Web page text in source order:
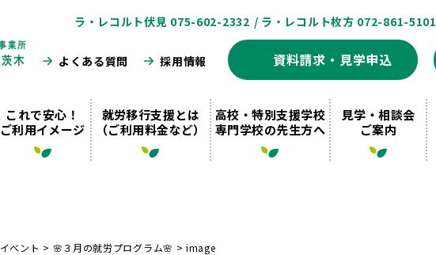
ラ・レコルト伏見 075-602-2332 / ラ・レコルト枚方 072-861-5101
よくある質問 採用情報 資料請求・見学申込
これで安心！
ご利用イメージ
就労移行支援とは
（ご利用料金など）
高校・特別支援学校
専門学校の先生方へ
見学・相談会
ご案内
イベント > 🌸３月の就労プログラム🌸 >image